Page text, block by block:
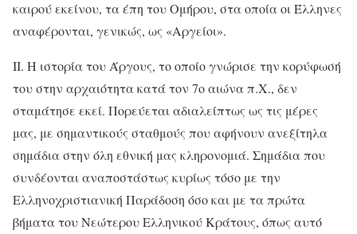
καιρού εκείνου, τα έπη του Ομήρου, στα οποία οι Έλληνες
αναφέρονται, γενικώς, ως «Αργείοι».
II. Η ιστορία του Άργους, το οποίο γνώρισε την κορύφωσή
του στην αρχαιότητα κατά τον 7ο αιώνα π.Χ., δεν
σταμάτησε εκεί. Πορεύεται αδιαλείπτως ως τις μέρες
μας, με σημαντικούς σταθμούς που αφήνουν ανεξίτηλα
σημάδια στην όλη εθνική μας κληρονομιά. Σημάδια που
συνδέονται αναποστάστως κυρίως τόσο με την
Ελληνοχριστιανική Παράδοση όσο και με τα πρώτα
βήματα του Νεώτερου Ελληνικού Κράτους, όπως αυτό